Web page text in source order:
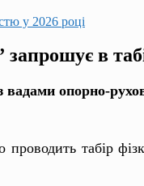
у 2026 році
в
вадами опорно-
табір